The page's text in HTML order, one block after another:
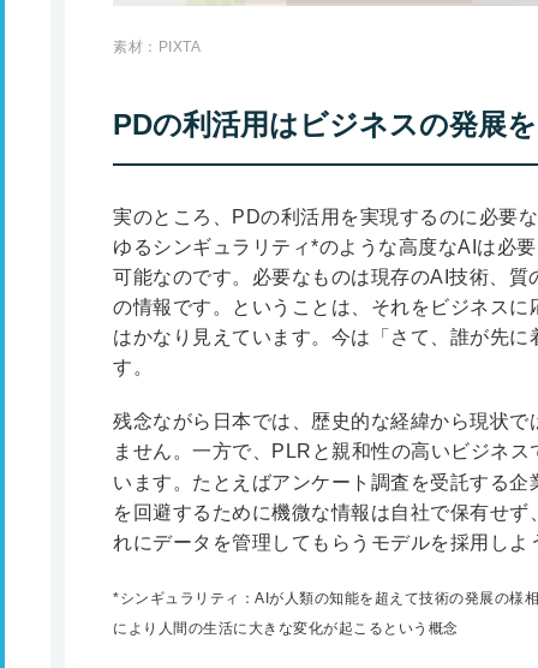
素材：PIXTA
PDの利活用はビジネスの発展
実のところ、PDの利活用を実現するのに必要
ゆるシンギュラリティ*のような高度なAIは必
可能なのです。必要なものは現存のAI技術、
の情報です。ということは、それをビジネス
はかなり見えています。今は「さて、誰が先
す。
残念ながら日本では、歴史的な経緯から現状
ません。一方で、PLRと親和性の高いビジネ
います。たとえばアンケート調査を受託する企
を回避するために機微な情報は自社で保有せ
れにデータを管理してもらうモデルを採用し
*シンギュラリティ：AIが人類の知能を超えて技術の発展の様
により人間の生活に大きな変化が起こるという概念